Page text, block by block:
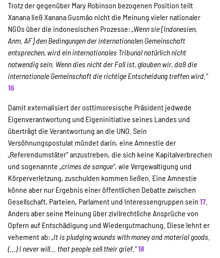
Trotz der gegenüber Mary Robinson bezogenen Position teilt
Xanana ließ Xanana Gusmão nicht die Meinung vieler nationaler
NGOs über die indonesischen Prozesse: „Wenn sie [Indonesien,
Anm. AF] den Bedingungen der internationalen Gemeinschaft
entsprechen, wird ein internationales Tribunal natürlich nicht
notwendig sein. Wenn dies nicht der Fall ist, glauben wir, daß die
internationale Gemeinschaft die richtige Entscheidung treffen wird.“
16
Damit externalisiert der osttimoresische Präsident jedwede
Eigenverantwortung und Eigeninitiative seines Landes und
überträgt die Verantwortung an die UNO. Sein
Versöhnungspostulat mündet darin, eine Amnestie der
„Referendumstäter“ anzustreben, die sich keine Kapitalverbrechen
und sogenannte „crimes de sangue“, wie Vergewaltigung und
Körperverletzung, zuschulden kommen ließen. Eine Amnestie
könne aber nur Ergebnis einer öffentlichen Debatte zwischen
Gesellschaft, Parteien, Parlament und Interessengruppen sein 17
Anders aber seine Meinung über zivilrechtliche Ansprüche von
Opfern auf Entschädigung und Wiedergutmachung. Diese lehnt er
vehement ab: „It is pludging wounds with money and material goods.
(...) I never will... that people sell their grief.“18